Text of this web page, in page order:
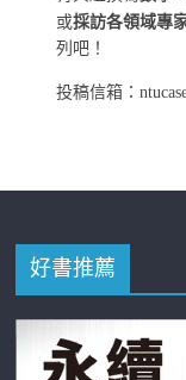
或採訪各領域專
列吧！
投稿信箱：
好書推薦